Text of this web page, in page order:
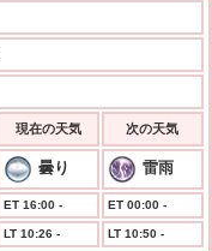
現在の天気 次の天気
曇り 雷雨
ET 16:00 - ET 00:00 -
LT 10:26 - LT 10:50 -